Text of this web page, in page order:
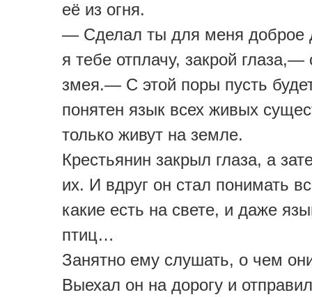
её из огня.
— Сделал ты для меня доброе
я тебе отплачу, закрой глаза,—
змея.— С этой поры пусть
понятен язык всех живых
только живут на земле.
Крестьянин закрыл глаза, а
их. И вдруг он стал понимать
какие есть на свете, и даже
птиц…
Занятно ему слушать, о чем
Выехал он на дорогу и